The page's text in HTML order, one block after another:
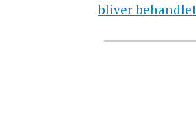
bliver behandlet